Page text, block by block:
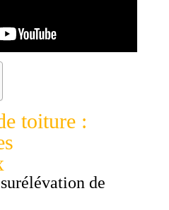
toiture :
de